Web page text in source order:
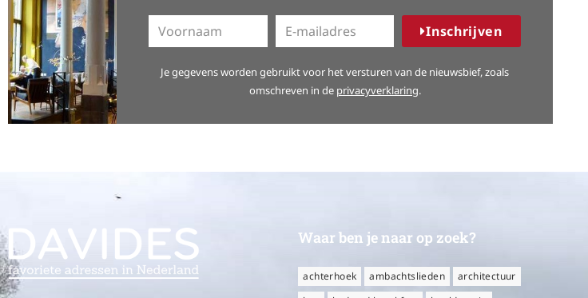
Inschrijven
e
v
e
Je gegevens worden gebruikt voor het versturen van de nieuwsbief, zoals
omschreven in de privacyverklaring.
Waar ben je naar op zoek?
achterhoek ambachtslieden
architectuur